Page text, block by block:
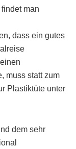
man
dass ein gutes
muss statt zum
Plastiktüte unter
dem sehr